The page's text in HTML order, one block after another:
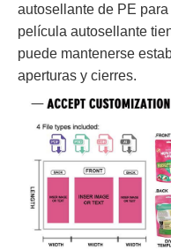
autosellante de PE
película autosellante
puede mantenerse
aperturas y cierres.